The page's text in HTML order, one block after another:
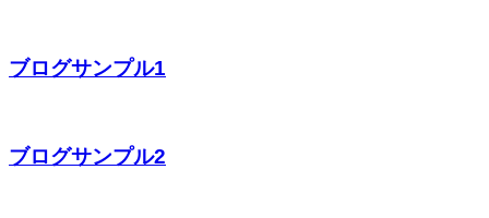
ブログサンプル1
ブログサンプル2